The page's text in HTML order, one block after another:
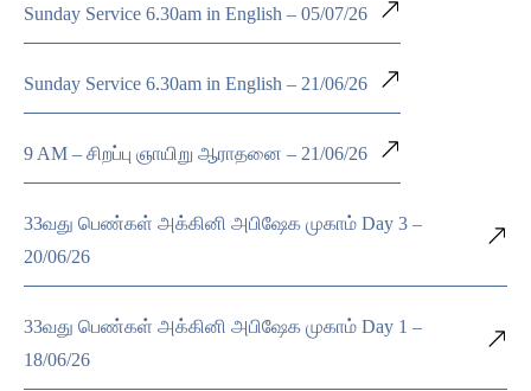
Sunday Service 6.30am in English – 05/07/26
Sunday Service 6.30am in English – 21/06/26
9 AM – சிறப்பு ஞாயிறு ஆராதனை – 21/06/26
33வது பெண்கள் அக்கினி அபிஷேக முகாம் Day 3 –
20/06/26
33வது பெண்கள் அக்கினி அபிஷேக முகாம் Day 1 –
18/06/26